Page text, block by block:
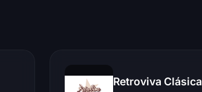
Retroviva Clásica